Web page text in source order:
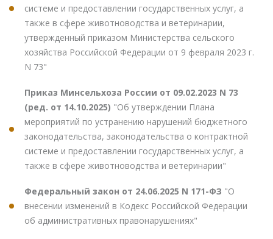
системе и предоставлении государственных услуг, а
также в сфере животноводства и ветеринарии,
утвержденный приказом Министерства сельского
хозяйства Российской Федерации от 9 февраля 2023 г.
N 73"
Приказ Минсельхоза России от 09.02.2023 N 73
(ред. от 14.10.2025) "Об утверждении Плана
мероприятий по устранению нарушений бюджетного
законодательства, законодательства о контрактной
системе и предоставлении государственных услуг, а
также в сфере животноводства и ветеринарии"
Федеральный закон от 24.06.2025 N 171-ФЗ "О
внесении изменений в Кодекс Российской Федерации
об административных правонарушениях"